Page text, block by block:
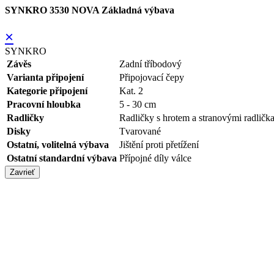
SYNKRO 3530 NOVA Základná výbava
×
SYNKRO
Závěs
Zadní tříbodový
Varianta připojení
Připojovací čepy
Kategorie připojení
Kat. 2
Pracovní hloubka
5 - 30 cm
Radličky
Radličky s hrotem a stranovými
Disky
Tvarované
Ostatní, volitelná výbava
Jištění proti přetížení
Ostatní standardní výbava Přípojné díly válce
Zavrieť